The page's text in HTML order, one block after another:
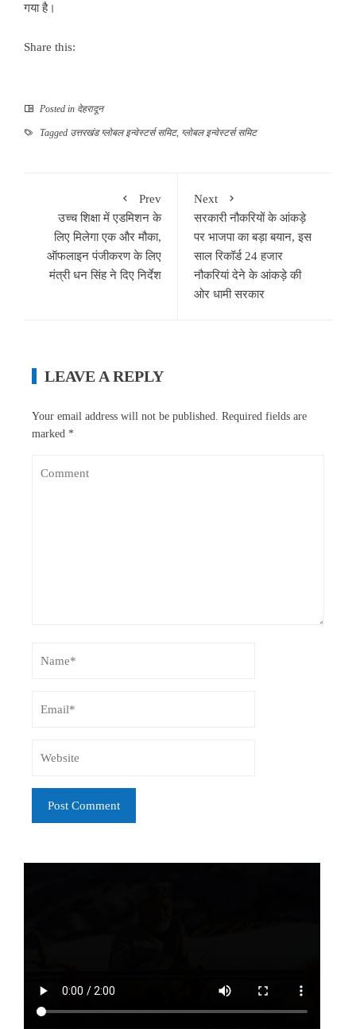
गया है।
Share this:
Posted in देहरादून
Tagged उत्तरखंड ग्लोबल इन्वेस्टर्स समिट, ग्लोबल इन्वेस्टर्स समिट
Prev
उच्च शिक्षा में एडमिशन के
लिए मिलेगा एक और मौका,
ऑफलाइन पंजीकरण के लिए
मंत्री धन सिंह ने दिए निर्देश
Next
सरकारी नौकरियों के आंकड़े
पर भाजपा का बड़ा बयान, इस
साल रिकॉर्ड 24 हजार
नौकरियां देने के आंकड़े की
ओर धामी सरकार
LEAVE A REPLY
Your email address will not be published. Required fields are
marked *